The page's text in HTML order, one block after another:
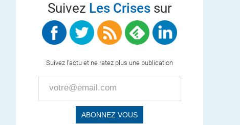
Suivez Les Crisessur
Suivez l'actu et ne ratez plus une publication